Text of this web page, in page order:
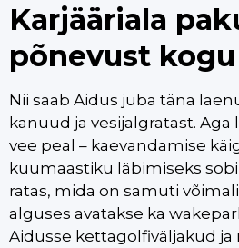
Karjääriala
põnevust
Nii saab Aidus juba täna
kanuud ja vesijalgratast.
vee peal – kaevandamise
kuumaastiku läbimiseks
ratas, mida on samuti
alguses avatakse ka
Aidusse kettagolfiväljakud ja